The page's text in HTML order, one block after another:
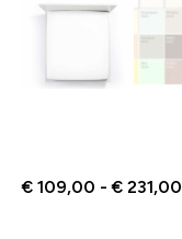
€ 109,00 - € 231,00